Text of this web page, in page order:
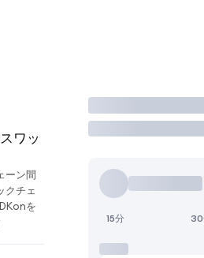
ワッ
ーン間
クチェ
を
取引
15分 30